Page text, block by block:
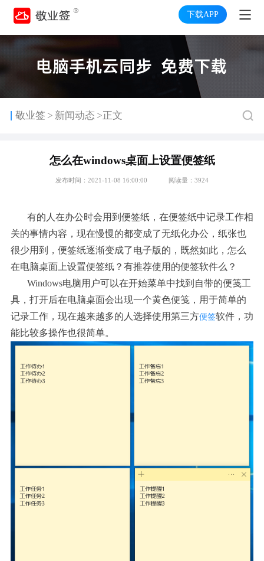
下载APP
敬业签 > 新闻动态 >正文
怎么在windows桌面上设置便签纸
发布时间：2021-11-08 16:00:00 阅读量：3924
有的人在办公时会用到便签纸，在便签纸中记录工作相
关的事情内容，现在慢慢的都变成了无纸化办公，纸张也
很少用到，便签纸逐渐变成了电子版的，既然如此，怎么
在电脑桌面上设置便签纸？有推荐使用的便签软件么？
Windows电脑用户可以在开始菜单中找到自带的便笺工
具，打开后在电脑桌面会出现一个黄色便笺，用于简单的
记录工作，现在越来越多的人选择使用第三方便签软件，功
能比较多操作也很简单。